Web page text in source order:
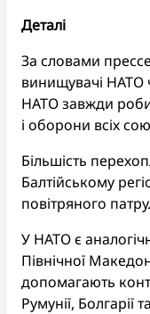
Деталі
За словами
винищувачі НАТО
НАТО завжди
і оборони всіх
Більшість
Балтійському
повітряного
У НАТО є
Північної
допомагають
Румунії, Болгарії